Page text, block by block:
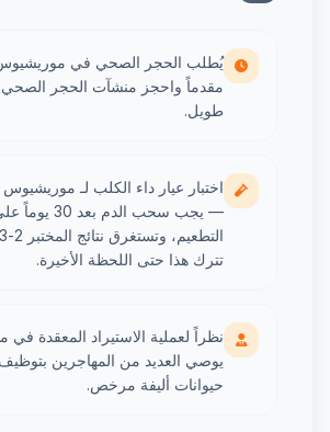
يُطلب الحجر الصحي في
مقدماً واحجز منشآت الحجر
طويل.
اختبار عيار داء الكلب لـ
— يجب سحب الدم
تترك هذا حتى اللحظة الأخيرة.
نظراً لعملية الاستيراد المعقدة
يوصي العديد من المهاجرين
حيوانات أليفة مرخص.